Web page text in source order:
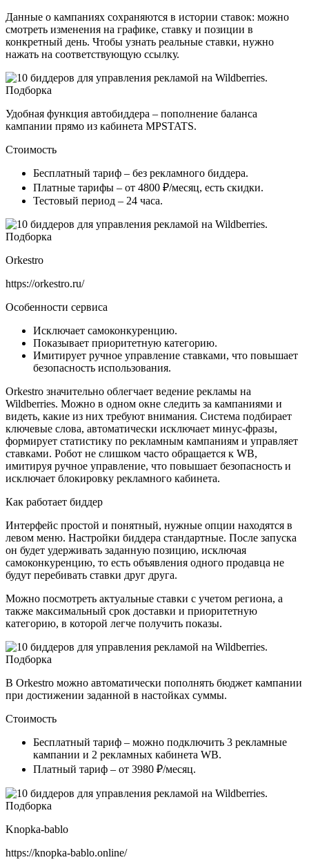
Данные о кампаниях сохраняются в истории ставок: можно
смотреть изменения на графике, ставку и позиции в
конкретный день. Чтобы узнать реальные ставки, нужно
нажать на соответствующую ссылку.
Удобная функция автобиддера – пополнение баланса
кампании прямо из кабинета MPSTATS.
Стоимость
Бесплатный тариф – без рекламного биддера.
Платные тарифы – от 4800 ₽/месяц, есть скидки.
Тестовый период – 24 часа.
Orkestro
https://orkestro.ru/
Особенности сервиса
Исключает самоконкуренцию.
Показывает приоритетную категорию.
Имитирует ручное управление ставками, что повышает
безопасность использования.
Orkestro значительно облегчает ведение рекламы на
Wildberries. Можно в одном окне следить за кампаниями и
видеть, какие из них требуют внимания. Система подбирает
ключевые слова, автоматически исключает минус-фразы,
формирует статистику по рекламным кампаниям и управляет
ставками. Робот не слишком часто обращается к WB,
имитируя ручное управление, что повышает безопасность и
исключает блокировку рекламного кабинета.
Как работает биддер
Интерфейс простой и понятный, нужные опции находятся в
левом меню. Настройки биддера стандартные. После запуска
он будет удерживать заданную позицию, исключая
самоконкуренцию, то есть объявления одного продавца не
будут перебивать ставки друг друга.
Можно посмотреть актуальные ставки с учетом региона, а
также максимальный срок доставки и приоритетную
категорию, в которой легче получить показы.
В Orkestro можно автоматически пополнять бюджет кампании
при достижении заданной в настойках суммы.
Стоимость
Бесплатный тариф – можно подключить 3 рекламные
кампании и 2 рекламных кабинета WB.
Платный тариф – от 3980 ₽/месяц.
Knopka-bablo
https://knopka-bablo.online/